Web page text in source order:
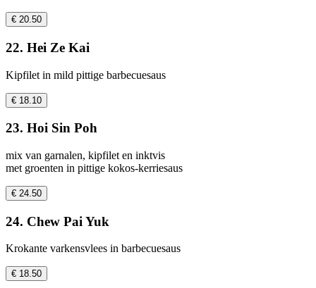
€ 20.50
22. Hei Ze Kai
Kipfilet in mild pittige barbecuesaus
€ 18.10
23. Hoi Sin Poh
mix van garnalen, kipfilet en inktvis
met groenten in pittige kokos-kerriesaus
€ 24.50
24. Chew Pai Yuk
Krokante varkensvlees in barbecuesaus
€ 18.50